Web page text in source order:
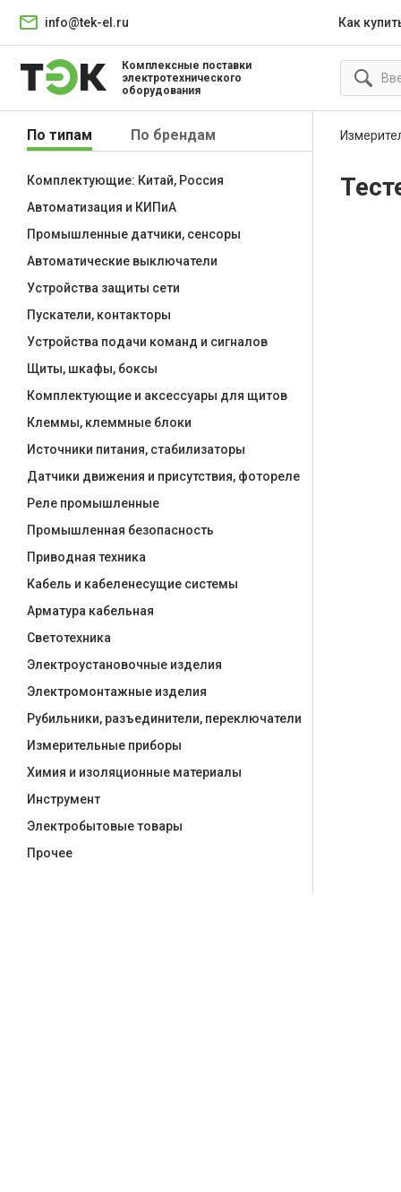
info@tek-el.ru Как
Комплексные поставки
электротехнического
оборудования
По типам По брендам
Комплектующие: Китай, Россия
Автоматизация и КИПиА
Промышленные датчики, сенсоры
Автоматические выключатели
Устройства защиты сети
Пускатели, контакторы
Устройства подачи команд и сигналов
Щиты, шкафы, боксы
Комплектующие и аксессуары для щитов
Клеммы, клеммные блоки
Источники питания, стабилизаторы
Датчики движения и присутствия, фотореле
Реле промышленные
Промышленная безопасность
Приводная техника
Кабель и кабеленесущие системы
Арматура кабельная
Светотехника
Электроустановочные изделия
Электромонтажные изделия
Рубильники, разъединители, переключатели
Измерительные приборы
Химия и изоляционные материалы
Инструмент
Электробытовые товары
Прочее